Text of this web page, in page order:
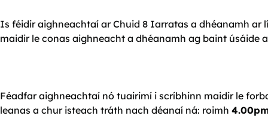
Is féidir aighneachtaí ar Chuid 8 Iarratas a dhéanamh ar
maidir le conas aighneacht a dhéanamh ag baint úsáide
Féadfar aighneachtaí nó tuairimí i scríbhinn maidir le
leanas a chur isteach tráth nach déanaí ná: roimh